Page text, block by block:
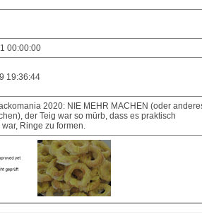
00:00:00
19:36:44
2020: NIE MEHR MACHEN (oder
der Teig war so mürb, dass es praktisch
Ringe zu formen.